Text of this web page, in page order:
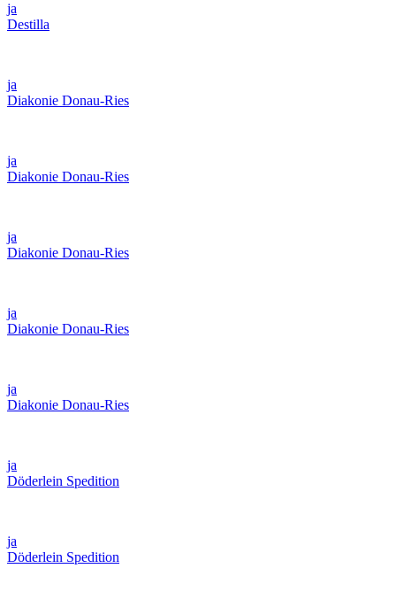
ja
Destilla
ja
Diakonie Donau-Ries
ja
Diakonie Donau-Ries
ja
Diakonie Donau-Ries
ja
Diakonie Donau-Ries
ja
Diakonie Donau-Ries
ja
Döderlein Spedition
ja
Döderlein Spedition